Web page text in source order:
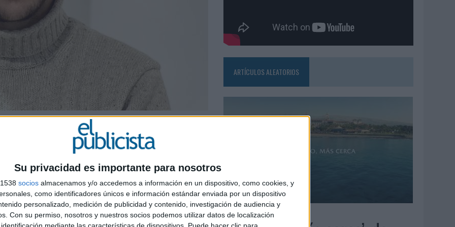
Su privacidad es importante para nosotros
socios almacenamos y/o accedemos a información en un dispositivo, como cookies, y
como identificadores únicos e información estándar enviada por un dispositivo
personalizado, medición de publicidad y contenido, investigación de audiencia y
Con su permiso, nosotros y nuestros socios podemos utilizar datos de localización
mediante las características de dispositivos. Puede hacer clic para
A PRUEBA LA CREATIVIDAD DE LAS MARCAS
de Retail Media, como responsable
digitales de los anunciantes
Rey Juan Carlos. Comenzó su carrera profesional
ocupó el cargo de campaign manager
Después entró a formar parte del proyecto
con codo con los stakeholders, a la vez que
en herramientas como Smartadserver,
ARTÍCULOS ALEATORIOS